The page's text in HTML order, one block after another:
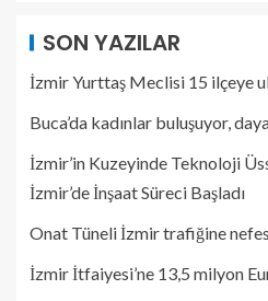
SON YAZILAR
İzmir Yurttaş Meclisi 15 ilçeye
Buca’da kadınlar buluşuyor,
İzmir’in Kuzeyinde Teknoloji
İzmir’de İnşaat Süreci Başladı
Onat Tüneli İzmir trafiğine
İzmir İtfaiyesi’ne 13,5 milyon